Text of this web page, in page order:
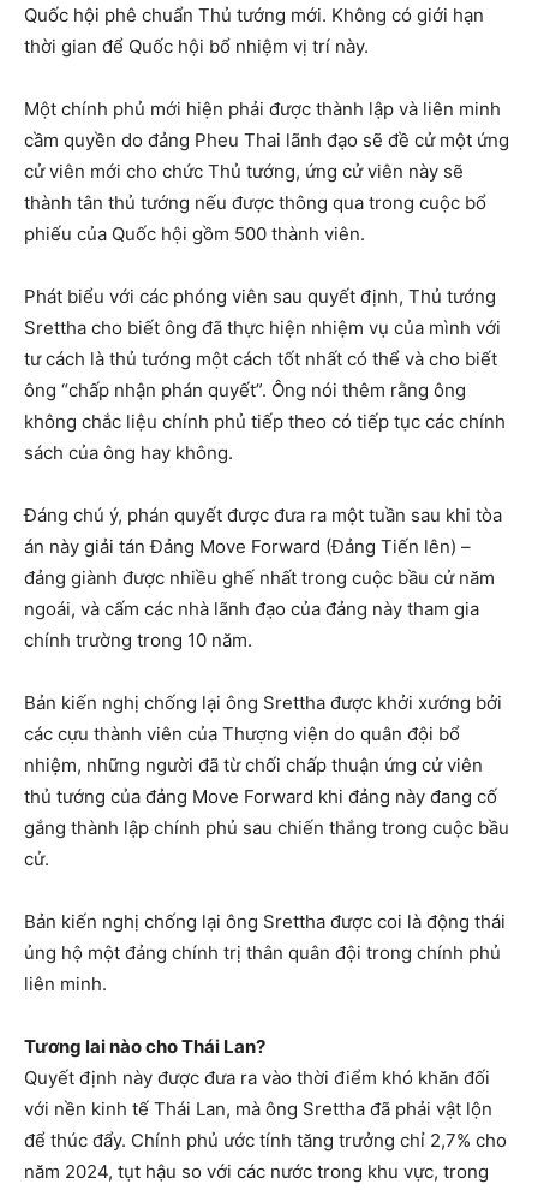
Quốc hội phê chuẩn Thủ tướng mới. Không có giới hạn
thời gian để Quốc hội bổ nhiệm vị trí này.
Một chính phủ mới hiện phải được thành lập và liên minh
cầm quyền do đảng Pheu Thai lãnh đạo sẽ đề cử một ứng
cử viên mới cho chức Thủ tướng, ứng cử viên này sẽ
thành tân thủ tướng nếu được thông qua trong cuộc bổ
phiếu của Quốc hội gồm 500 thành viên.
Phát biểu với các phóng viên sau quyết định, Thủ tướng
Srettha cho biết ông đã thực hiện nhiệm vụ của mình với
tư cách là thủ tướng một cách tốt nhất có thể và cho biết
ông “chấp nhận phán quyết”. Ông nói thêm rằng ông
không chắc liệu chính phủ tiếp theo có tiếp tục các chính
sách của ông hay không.
Đáng chú ý, phán quyết được đưa ra một tuần sau khi tòa
án này giải tán Đảng Move Forward (Đảng Tiến lên) –
đảng giành được nhiều ghế nhất trong cuộc bầu cử năm
ngoái, và cấm các nhà lãnh đạo của đảng này tham gia
chính trường trong 10 năm.
Bản kiến ​​nghị chống lại ông Srettha được khởi xướng bởi
các cựu thành viên của Thượng viện do quân đội bổ
nhiệm, những người đã từ chối chấp thuận ứng cử viên
thủ tướng của đảng Move Forward khi đảng này đang cố
gắng thành lập chính phủ sau chiến thắng trong cuộc bầu
cử.
Bản kiến ​​nghị chống lại ông Srettha được coi là động thái
ủng hộ một đảng chính trị thân quân đội trong chính phủ
liên minh.
Tương lai nào cho Thái Lan?
Quyết định này được đưa ra vào thời điểm khó khăn đối
với nền kinh tế Thái Lan, mà ông Srettha đã phải vật lộn
để thúc đẩy. Chính phủ ước tính tăng trưởng chỉ 2,7% cho
năm 2024, tụt hậu so với các nước trong khu vực, trong